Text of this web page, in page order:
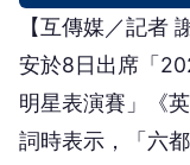
【互傳媒／記者
安於8日出席「
明星表演賽」《
詞時表示，「六